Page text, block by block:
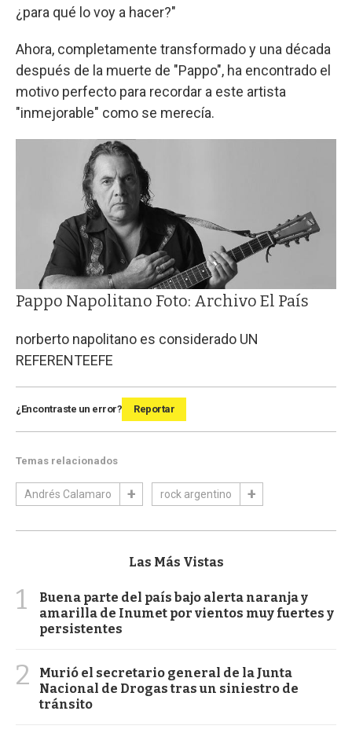
¿para qué lo voy a hacer?"
Ahora, completamente transformado y una década
después de la muerte de "Pappo", ha encontrado el
motivo perfecto para recordar a este artista
"inmejorable" como se merecía.
Pappo Napolitano Foto: Archivo El País
norberto napolitano es considerado UN
REFERENTEEFE
¿Encontraste un error? Reportar
Temas relacionados
Andrés Calamaro rock argentino
Las Más Vistas
1
Buena parte del país bajo alerta naranja y
amarilla de Inumet por vientos muy fuertes y
persistentes
2
Murió el secretario general de la Junta
Nacional de Drogas tras un siniestro de
tránsito